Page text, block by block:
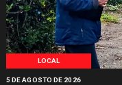
LOCAL
5 DE AGOSTO DE 2026